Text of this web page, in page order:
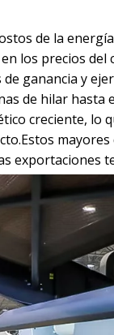
de la
los precios
ganancia y
de hilar
creciente, lo
exportaciones